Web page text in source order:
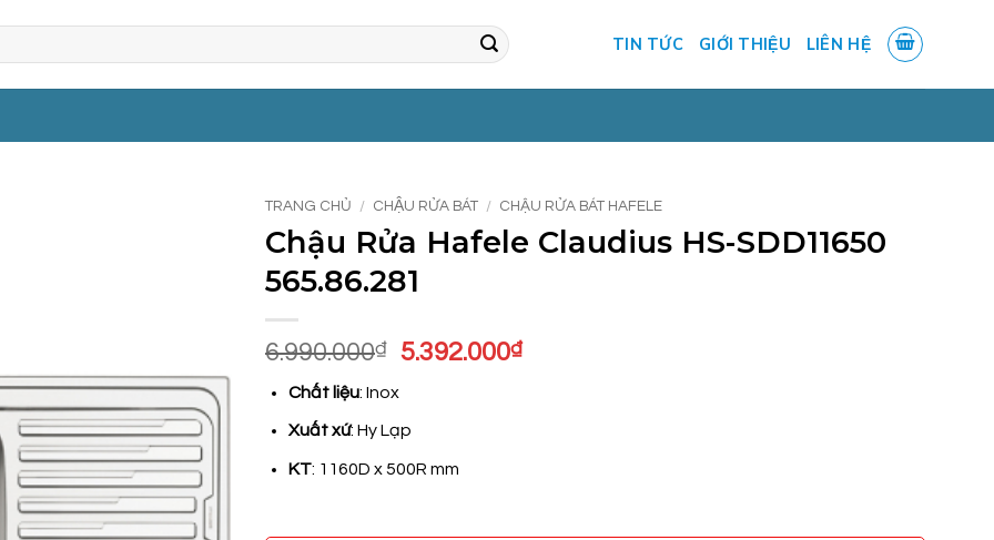
TIN TỨC GIỚI THIỆU LIÊN HỆ
TRANG CHỦ / CHẬU RỬA BÁT / CHẬU RỬA BÁT HAFELE
Chậu Rửa Hafele Claudius HS-SDD11650
565.86.281
6.990.000₫
Giá
6.990.000₫.
5.392.000₫Giá
Chất liệu: Inox
Xuất xứ: Hy Lạp
KT: 1160D x 500R mm